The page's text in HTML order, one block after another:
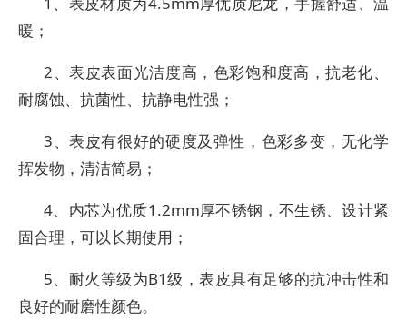
暖；
2、表皮表面光洁度高，色彩饱和度高，抗老化、
耐腐蚀、抗菌性、抗静电性强；
3、表皮有很好的硬度及弹性，色彩多变，无化学
挥发物，清洁简易；
4、内芯为优质1.2mm厚不锈钢，不生锈、设计紧
固合理，可以长期使用；
5、耐火等级为B1级，表皮具有足够的抗冲击性和
良好的耐磨性颜色。